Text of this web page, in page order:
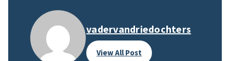
vadervandriedochters
View All Post